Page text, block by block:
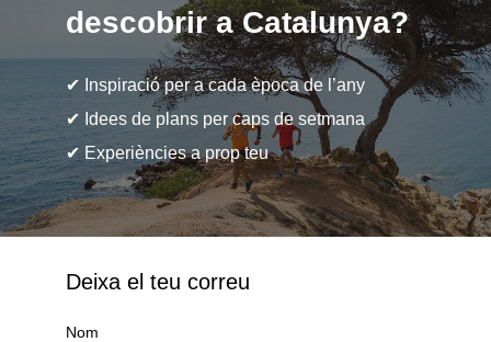
descobrir a Catalunya?
✔ Inspiració per a cada època de l’any
✔ Idees de plans per caps de setmana
✔ Experiències a prop teu
Deixa el teu correu
Nom